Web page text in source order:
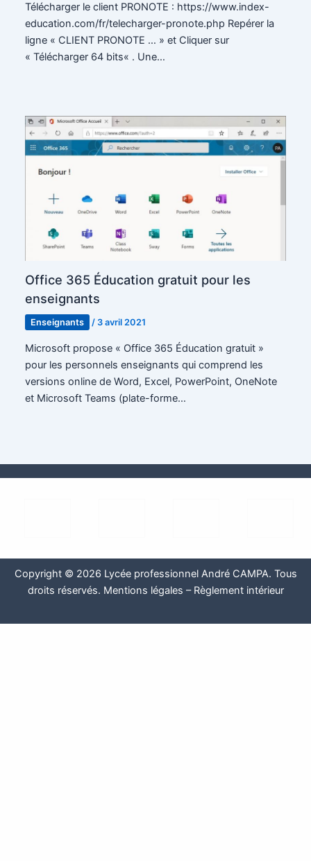
Télécharger le client PRONOTE : https://www.index-
education.com/fr/telecharger-pronote.php Repérer la
ligne « CLIENT PRONOTE … » et Cliquer sur
« Télécharger 64 bits« . Une…
Office 365 Éducation gratuit pour les
enseignants
Enseignants / 3 avril 2021
Microsoft propose « Office 365 Éducation gratuit »
pour les personnels enseignants qui comprend les
versions online de Word, Excel, PowerPoint, OneNote
et Microsoft Teams (plate-forme…
Copyright © 2026 Lycée professionnel André CAMPA. Tous
droits réservés. Mentions légales – Règlement intérieur